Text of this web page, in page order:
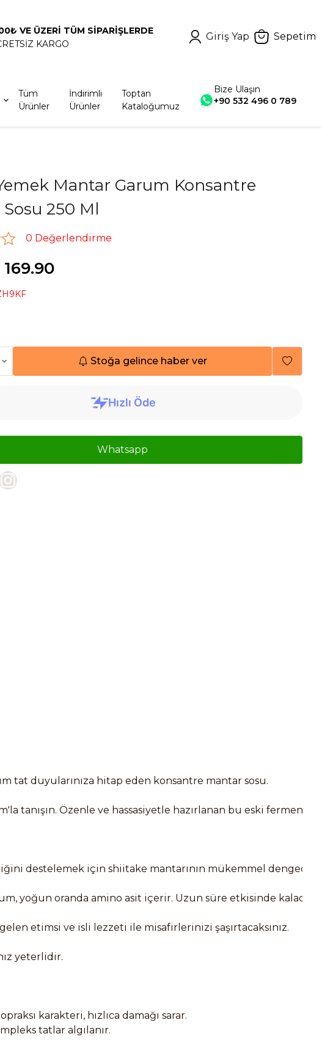
VE ÜZERİ TÜM SİPARİŞLERDE
KARGO
Giriş Yap Sepetim
Tüm
Ürünler
İndirimli
Ürünler
Toptan
Kataloğumuz
Bize Ulaşın
+90 532 496 0 789
Mantar Garum Konsantre
250 Ml
0 Değerlendirme
Stoğa gelince haber ver
Whatsapp
tat duyularınıza hitap eden konsantre mantar sosu.
tanışın. Özenle ve hassasiyetle hazırlanan bu eski
destelemek için shiitake mantarının mükemmel
yoğun oranda amino asit içerir. Uzun süre etkisinde
etimsi ve isli lezzeti ile misafirlerinizi şaşırtacaksınız.
yeterlidir.
karakteri, hızlıca damağı sarar.
tatlar algılanır.